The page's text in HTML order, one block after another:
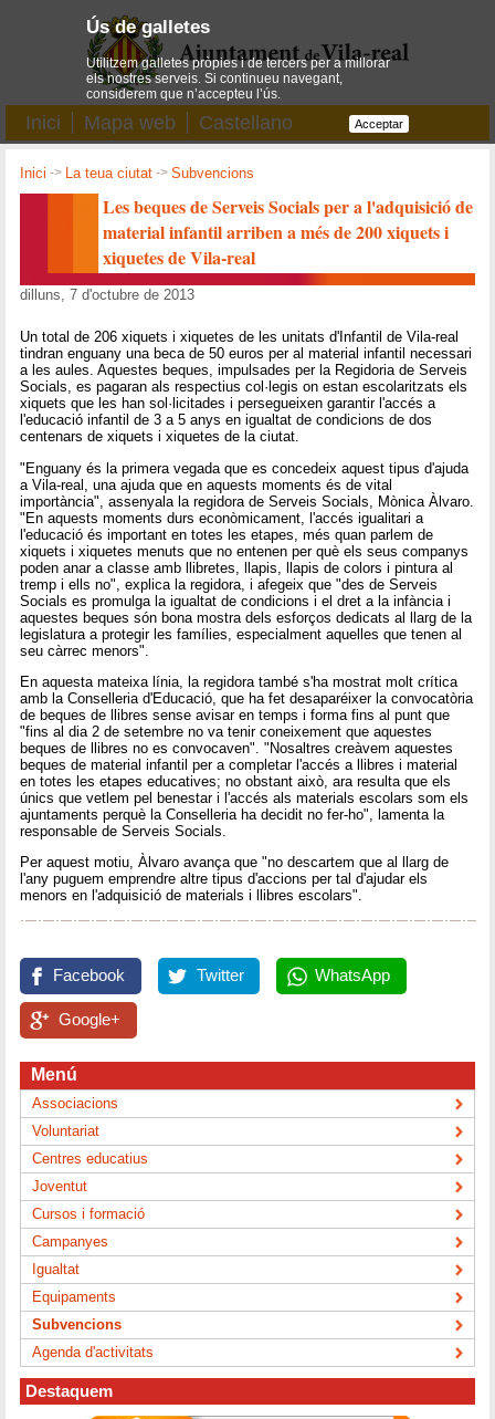
Inici Mapa web Castellano
Inici -> La teua ciutat ->Subvencions
Les beques de Serveis Socials per a l'adquisició de
material infantil arriben a més de 200 xiquets i
xiquetes de Vila-real
dilluns, 7 d'octubre de 2013
Un total de 206 xiquets i xiquetes de les unitats d'Infantil de Vila-real
tindran enguany una beca de 50 euros per al material infantil necessari
a les aules. Aquestes beques, impulsades per la Regidoria de Serveis
Socials, es pagaran als respectius col·legis on estan escolaritzats els
xiquets que les han sol·licitades i persegueixen garantir l'accés a
l'educació infantil de 3 a 5 anys en igualtat de condicions de dos
centenars de xiquets i xiquetes de la ciutat.
"Enguany és la primera vegada que es concedeix aquest tipus d'ajuda
a Vila-real, una ajuda que en aquests moments és de vital
importància", assenyala la regidora de Serveis Socials, Mònica Àlvaro.
"En aquests moments durs econòmicament, l'accés igualitari a
l'educació és important en totes les etapes, més quan parlem de
xiquets i xiquetes menuts que no entenen per què els seus companys
poden anar a classe amb llibretes, llapis, llapis de colors i pintura al
tremp i ells no", explica la regidora, i afegeix que "des de Serveis
Socials es promulga la igualtat de condicions i el dret a la infància i
aquestes beques són bona mostra dels esforços dedicats al llarg de la
legislatura a protegir les famílies, especialment aquelles que tenen al
seu càrrec menors".
En aquesta mateixa línia, la regidora també s'ha mostrat molt crítica
amb la Conselleria d'Educació, que ha fet desaparéixer la convocatòria
de beques de llibres sense avisar en temps i forma fins al punt que
"fins al dia 2 de setembre no va tenir coneixement que aquestes
beques de llibres no es convocaven". "Nosaltres creàvem aquestes
beques de material infantil per a completar l'accés a llibres i material
en totes les etapes educatives; no obstant això, ara resulta que els
únics que vetlem pel benestar i l'accés als materials escolars som els
ajuntaments perquè la Conselleria ha decidit no fer-ho", lamenta la
responsable de Serveis Socials.
Per aquest motiu, Àlvaro avança que "no descartem que al llarg de
l'any puguem emprendre altre tipus d'accions per tal d'ajudar els
menors en l'adquisició de materials i llibres escolars".
Facebook Twitter WhatsApp
Google+
Menú
Associacions
Voluntariat
Centres educatius
Joventut
Cursos i formació
Campanyes
Igualtat
Equipaments
Subvencions
Agenda d'activitats
Destaquem
Ús de galletes
Utilitzem galletes pròpies i de tercers per a millorar
els nostres serveis. Si continueu navegant,
considerem que n’accepteu l’ús.
Acceptar